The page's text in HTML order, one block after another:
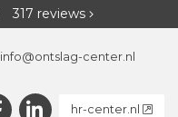
317 reviews
info@ontslag-center.nl
hr-center.nl